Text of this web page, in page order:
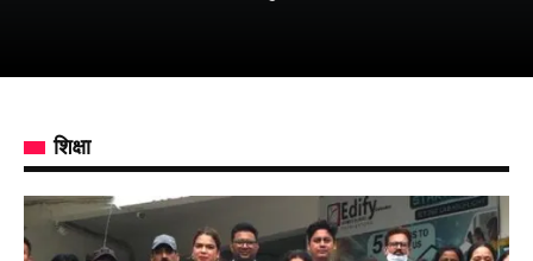
शिक्षा